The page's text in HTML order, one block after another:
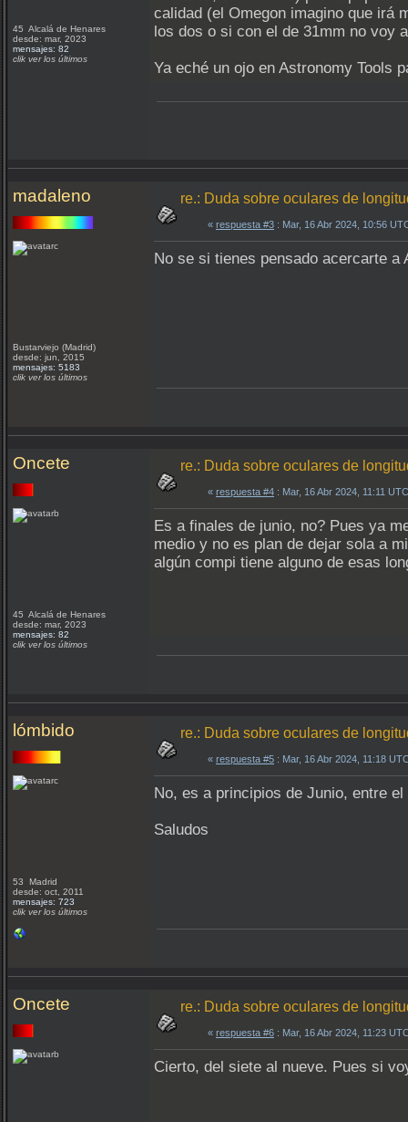
45 Alcalá de Henares
desde: mar, 2023
mensajes: 82
clik ver los últimos
calidad (el Omegon imagino que irá
los dos o si con el de 31mm no voy
Ya eché un ojo en Astronomy Tools
madaleno
Bustarviejo (Madrid)
desde: jun, 2015
mensajes: 5183
clik ver los últimos
re.: Duda sobre oculares de
« respuesta #3 : Mar, 16 Abr 2024, 10:56
No se si tienes pensado acercarte
Oncete
45 Alcalá de Henares
desde: mar, 2023
mensajes: 82
clik ver los últimos
re.: Duda sobre oculares de
« respuesta #4 : Mar, 16 Abr 2024, 11:11
Es a finales de junio, no? Pues ya
medio y no es plan de dejar sola a
algún compi tiene alguno de esas
lómbido
53 Madrid
desde: oct, 2011
mensajes: 723
clik ver los últimos
re.: Duda sobre oculares de
« respuesta #5 : Mar, 16 Abr 2024, 11:18
No, es a principios de Junio, entre
Saludos
Oncete re.: Duda sobre oculares de
« respuesta #6 : Mar, 16 Abr 2024, 11:23
Cierto, del siete al nueve. Pues si